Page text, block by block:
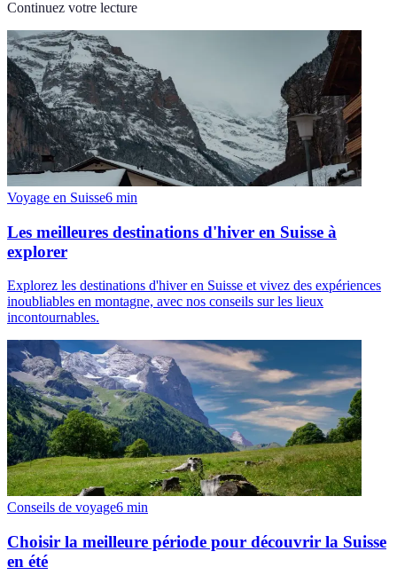
Continuez votre lecture
Voyage en Suisse6 min
Les meilleures destinations d'hiver en Suisse à
explorer
Explorez les destinations d'hiver en Suisse et vivez des expériences
inoubliables en montagne, avec nos conseils sur les lieux
incontournables.
Conseils de voyage6 min
Choisir la meilleure période pour découvrir la Suisse
en été